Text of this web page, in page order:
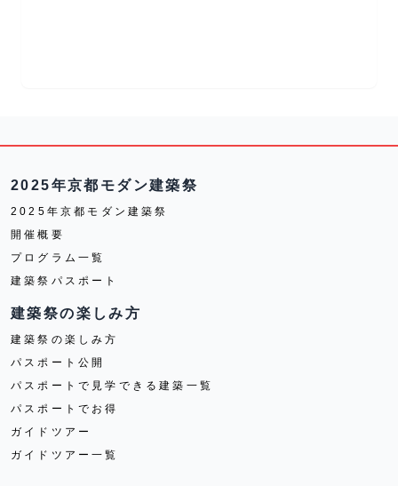
2025年京都モダン建築祭
2025年京都モダン建築祭
開催概要
プログラム一覧
建築祭パスポート
建築祭の楽しみ方
建築祭の楽しみ方
パスポート公開
パスポートで見学できる建築一覧
パスポートでお得
ガイドツアー
ガイドツアー一覧